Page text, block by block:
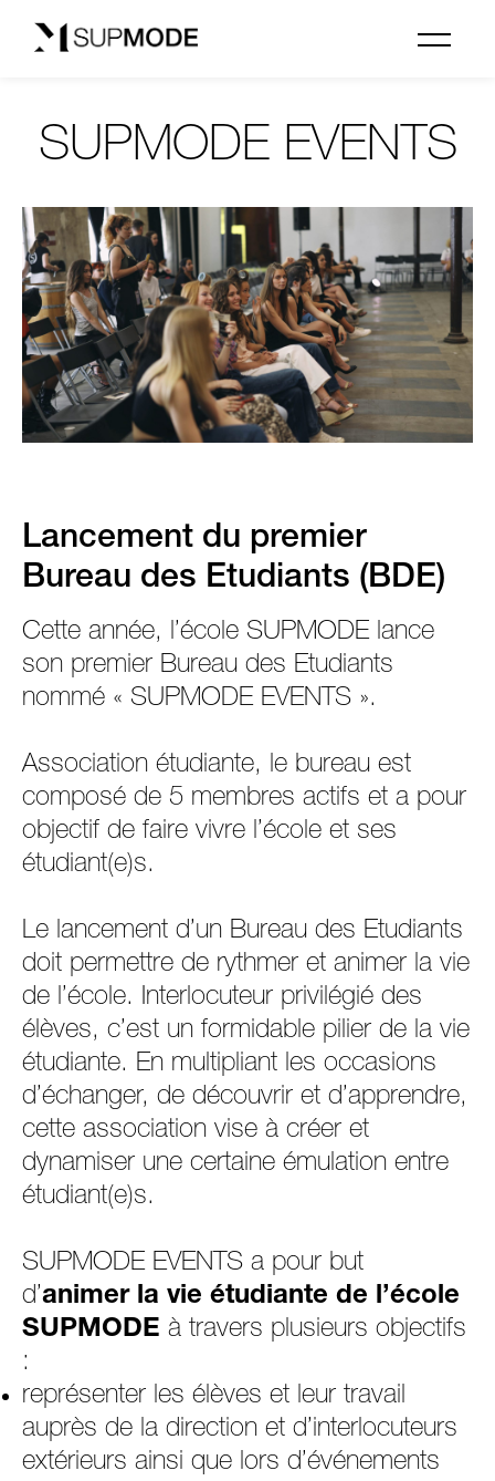
SUPMODE EVENTS
Lancement du premier
Bureau des Etudiants (BDE)
Cette année, l’école SUPMODE lance
son premier Bureau des Etudiants
nommé « SUPMODE EVENTS ».
Association étudiante, le bureau est
composé de 5 membres actifs et a pour
objectif de faire vivre l’école et ses
étudiant(e)s.
Le lancement d’un Bureau des Etudiants
doit permettre de rythmer et animer la vie
de l’école. Interlocuteur privilégié des
élèves, c’est un formidable pilier de la vie
étudiante. En multipliant les occasions
d’échanger, de découvrir et d’apprendre,
cette association vise à créer et
dynamiser une certaine émulation entre
étudiant(e)s.
SUPMODE EVENTS a pour but
d’animer la vie étudiante de l’école
SUPMODE à travers plusieurs objectifs
:
représenter les élèves et leur travail
auprès de la direction et d’interlocuteurs
extérieurs ainsi que lors d’événements